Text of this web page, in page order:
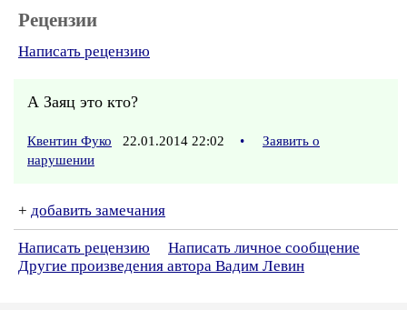
Рецензии
Написать рецензию
А Заяц это кто?
Квентин Фуко 22.01.2014 22:02 •
Заявить о
нарушении
+ добавить замечания
Написать рецензию
Написать личное сообщение
Другие произведения автора Вадим Левин